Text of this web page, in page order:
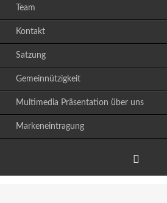
Team
Kontakt
Satzung
Gemeinnützigkeit
Multimedia Präsentation über uns
Markeneintragung